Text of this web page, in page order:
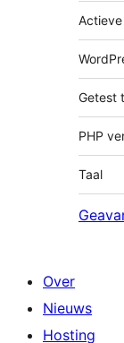
Getest
PHP
Taal
Over
Nieuws
Hosting